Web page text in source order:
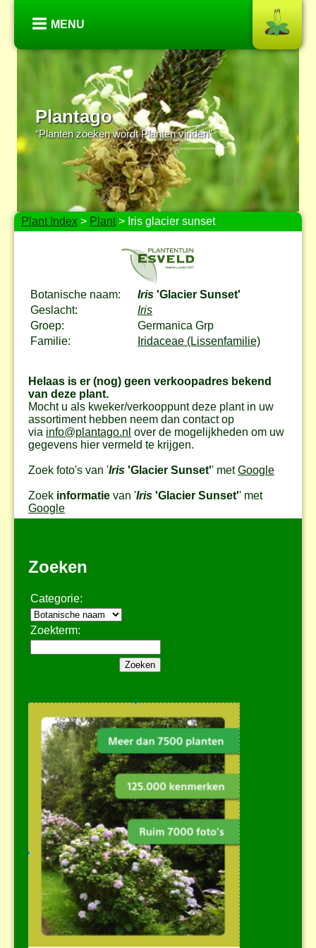
MENU
Plantago
“Planten zoeken wordt Planten vinden”
Plant Index > Plant> Iris glacier sunset
Botanische naam: Iris 'Glacier Sunset'
Geslacht:
Iris
Groep:
Germanica Grp
Familie:
Iridaceae (Lissenfamilie)
Helaas is er (nog) geen verkoopadres bekend
van deze plant.
Mocht u als kweker/verkooppunt deze plant in uw
assortiment hebben neem dan contact op
via info@plantago.nl over de mogelijkheden om uw
gegevens hier vermeld te krijgen.
Zoek foto's van 'Iris 'Glacier Sunset'' metGoogle
Zoek informatie van 'Iris 'Glacier Sunset'' met
Google
Zoeken
Categorie:
Zoekterm: